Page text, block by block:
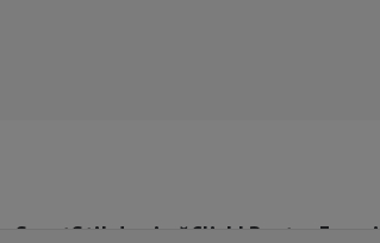
SportStil de viațăClick! Pentru Femei